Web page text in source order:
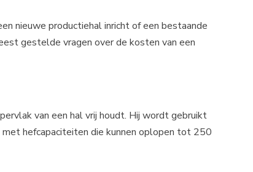
nieuwe productiehal inricht of een bestaande
gestelde vragen over de kosten van een
van een hal vrij houdt. Hij wordt gebruikt
hefcapaciteiten die kunnen oplopen tot 250